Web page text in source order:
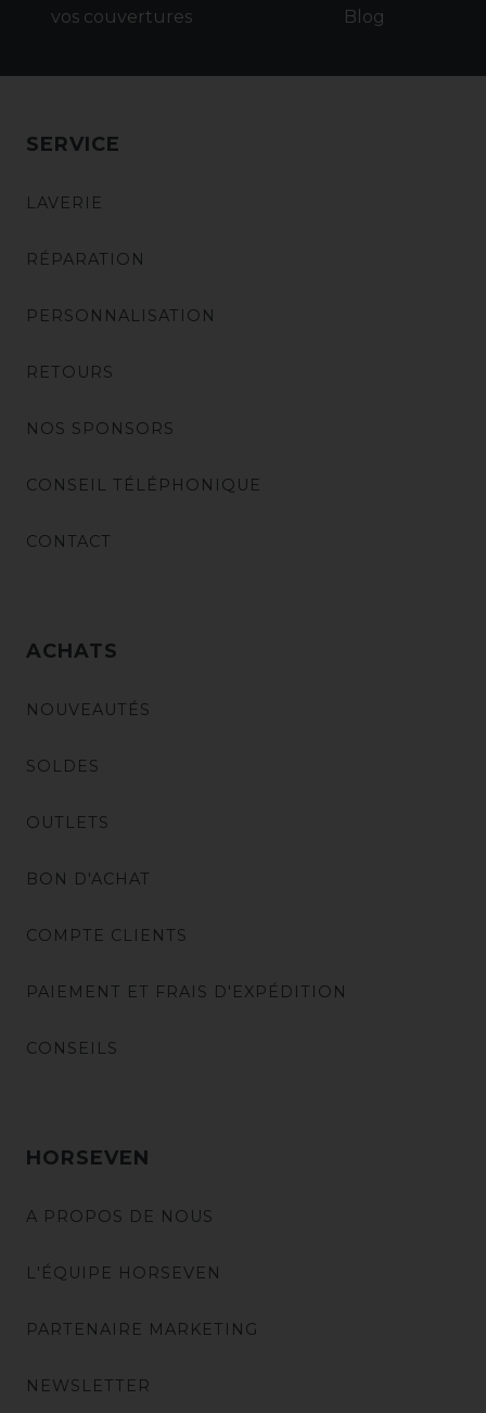
vos couvertures
Blog
SERVICE
LAVERIE
RÉPARATION
PERSONNALISATION
RETOURS
NOS SPONSORS
CONSEIL TÉLÉPHONIQUE
CONTACT
ACHATS
NOUVEAUTÉS
SOLDES
OUTLETS
BON D'ACHAT
COMPTE CLIENTS
PAIEMENT ET FRAIS D'EXPÉDITION
CONSEILS
HORSEVEN
A PROPOS DE NOUS
L'ÉQUIPE HORSEVEN
PARTENAIRE MARKETING
NEWSLETTER